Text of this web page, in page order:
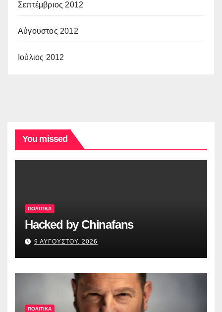
Σεπτέμβριος 2012
Αύγουστος 2012
Ιούλιος 2012
You missed
ΠΟΛΙΤΙΚΑ
Hacked by Chinafans
9 ΑΥΓΟΥΣΤΟΥ, 2026
ΠΟΛΙΤΙΚΑ